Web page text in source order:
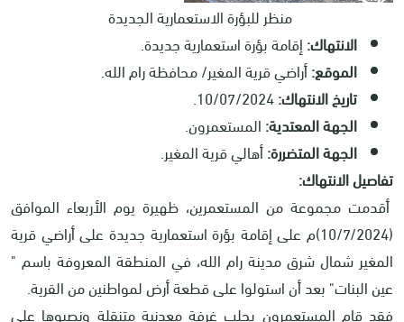
منظر للبؤرة الاستعمارية الجديدة
الانتهاك:إقامة بؤرة استعمارية جديدة.
الموقع:أراضي قرية المغير/ محافظة رام الله.
تاريخ الانتهاك:10/07/2024.
الجهة المعتدية:المستعمرون.
الجهة المتضررة:أهالي قرية المغير.
تفاصيل الانتهاك:
أقدمت مجموعة من المستعمرين، ظهيرة يوم الأربعاء الموافق
(10/7/2024)م على إقامة بؤرة استعمارية جديدة على أراضي قرية
المغير شمال شرق مدينة رام الله، في المنطقة المعروفة باسم "
عين البنات" بعد أن استولوا على قطعة أرض لمواطنين من القرية.
فقد قام المستعمرون بجلب غرفة معدنية متنقلة ونصبوها على